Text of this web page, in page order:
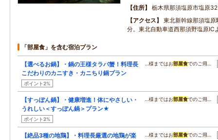
住所
栃木県那須塩原市塩原
アクセス
東北新幹線那須塩
分。東北自動車道西那須野塩原IC
「部屋食」を含む宿泊プラン
【選べるお鍋】・鍋の王様タラバ蟹！料理長
こだわりのカニすき・カニちり鍋プラン
ポイント2%
…様まではお部屋食でのご用…
【すっぽん鍋】・健康増進！体にやさしい・
うれしい＜すっぽん鍋＞プラン★
ポイント2%
…様まではお部屋食でのご用…
【絶品3種の地鶏】・料理長厳選の地鶏が楽
…様まではお部屋食でのご用…